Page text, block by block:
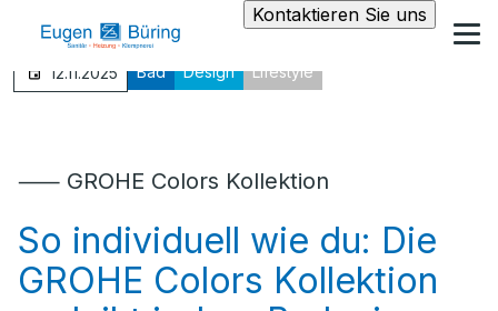
Kontaktieren Sie uns
12.11.2025 Bad Design Lifestyle
⸺ GROHE Colors Kollektion
So individuell wie du: Die
GROHE Colors Kollektion